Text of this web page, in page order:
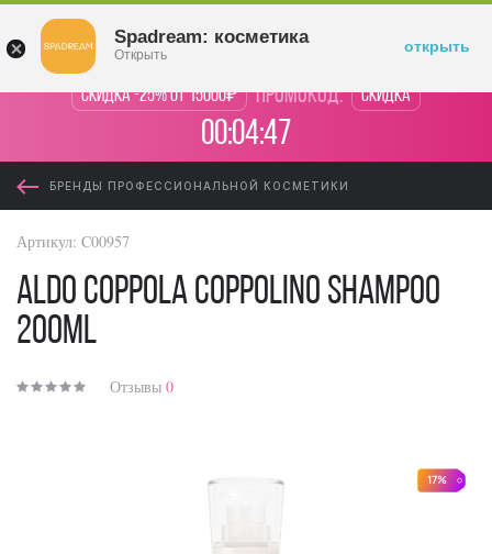
Скидка -25% от 15000₽ промокод: Скидка
00:04:47
БРЕНДЫ ПРОФЕССИОНАЛЬНОЙ КОСМЕТИКИ
17%
Артикул: C00957
Aldo Coppola Coppolino Shampoo
200ml
Отзывы 0
Spadream: косметика
Открыть открыть